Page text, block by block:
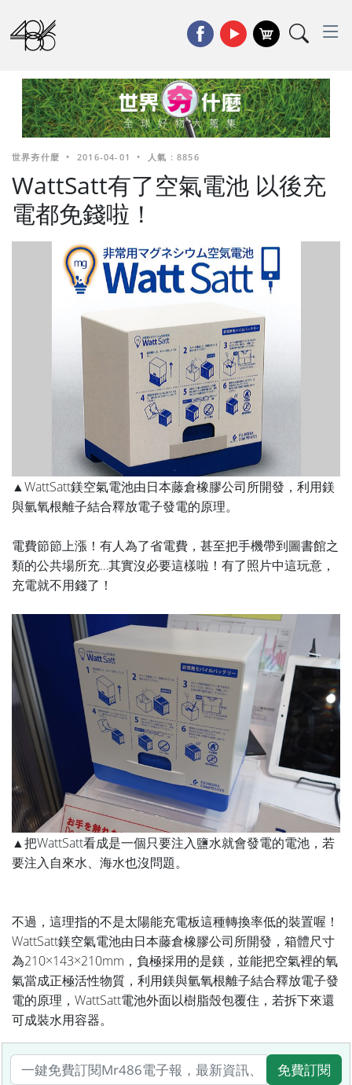
世界夯什麼 • 2016-04-01 • 人氣 : 8856
WattSatt有了空氣電池 以後充
電都免錢啦！
▲WattSatt鎂空氣電池由日本藤倉橡膠公司所開發，利用鎂
與氫氧根離子結合釋放電子發電的原理。
電費節節上漲！有人為了省電費，甚至把手機帶到圖書館之
類的公共場所充…其實沒必要這樣啦！有了照片中這玩意，
充電就不用錢了！
▲把WattSatt看成是一個只要注入鹽水就會發電的電池，若
要注入自來水、海水也沒問題。
不過，這理指的不是太陽能充電板這種轉換率低的裝置喔！
WattSatt鎂空氣電池由日本藤倉橡膠公司所開發，箱體尺寸
為210×143×210mm，負極採用的是鎂，並能把空氣裡的氧
氣當成正極活性物質，利用鎂與氫氧根離子結合釋放電子發
電的原理，WattSatt電池外面以樹脂殼包覆住，若拆下來還
可成裝水用容器。
免費訂閱